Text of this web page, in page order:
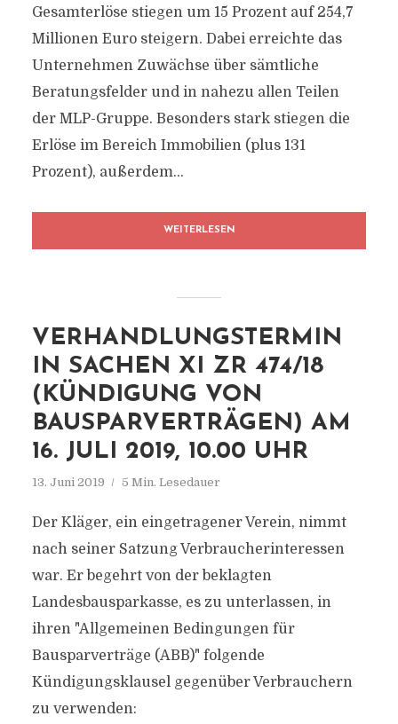
Gesamterlöse stiegen um 15 Prozent auf 254,7
Millionen Euro steigern. Dabei erreichte das
Unternehmen Zuwächse über sämtliche
Beratungsfelder und in nahezu allen Teilen
der MLP-Gruppe. Besonders stark stiegen die
Erlöse im Bereich Immobilien (plus 131
Prozent), außerdem...
WEITERLESEN
VERHANDLUNGSTERMIN
IN SACHEN XI ZR 474/18
(KÜNDIGUNG VON
BAUSPARVERTRÄGEN) AM
16. JULI 2019, 10.00 UHR
13. Juni 2019 5 Min. Lesedauer
Der Kläger, ein eingetragener Verein, nimmt
nach seiner Satzung Verbraucherinteressen
war. Er begehrt von der beklagten
Landesbausparkasse, es zu unterlassen, in
ihren "Allgemeinen Bedingungen für
Bausparverträge (ABB)" folgende
Kündigungsklausel gegenüber Verbrauchern
zu verwenden: